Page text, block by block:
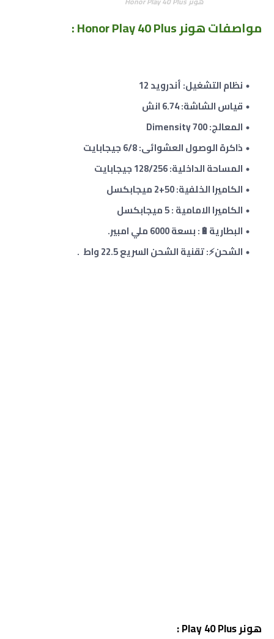
مواصفاتهونر Honor Play 40 Plus :
نظام التشغيل: أندرويد 12
قياس الشاشة: 6.74 انش
المعالج: Dimensity 700
ذاكرة الوصول العشوائى: 6/8 جيجابايت
المساحة الداخلية: 128/256 جيجابايت
الكاميرا الخلفية: 50
+2 ميجابكسل
الكاميرا الامامية : 5 ميجابكسل
البطارية🔋: بسعة 6000 ملي امبير.
الشحن⚡: تقنية الشحن السريع 22.5 واط .
هونر Play 40 Plus :